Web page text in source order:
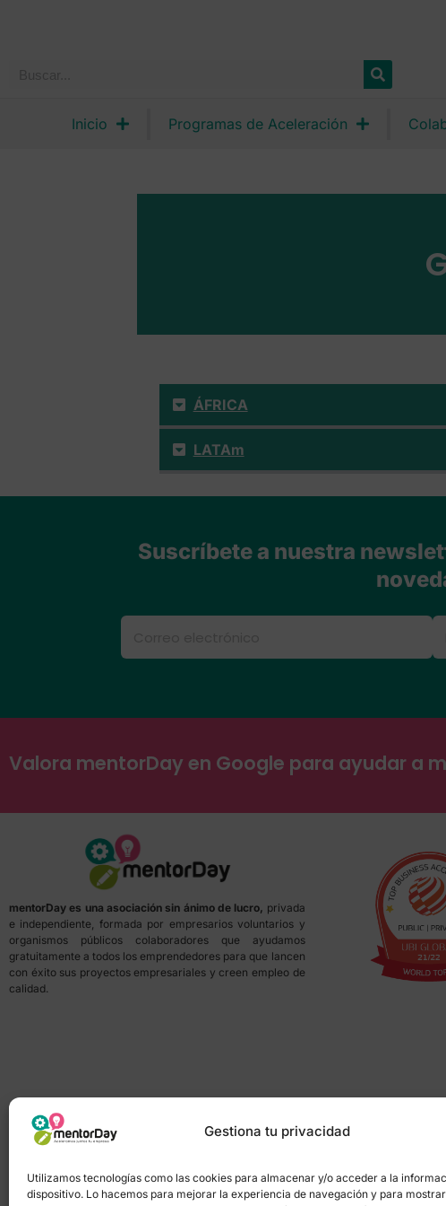
Gestiona tu privacidad
Utilizamos tecnologías como las cookies para almacenar y/o acceder a la
dispositivo. Lo hacemos para mejorar la experiencia de navegación y para
Inicio Programas de Aceleración
ÁFRICA
LATAm
Suscríbete a nuestra
Valora mentorDay en Google para ayudar a
mentorDay es una asociación sin ánimo de lucro, privada
e independiente, formada por empresarios voluntarios y
organismos públicos colaboradores que ayudamos
gratuitamente a todos los emprendedores para que lancen
con éxito sus proyectos empresariales y creen empleo de
calidad.